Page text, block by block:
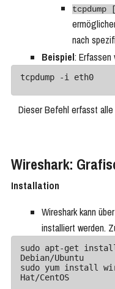
tcpdump
nach
Beispiel:
Dieser Befehl erfasst
Wireshark:
Installation
Wireshark kann
installiert werden.
sudo apt-get
Debian/Ubuntu
sudo yum install